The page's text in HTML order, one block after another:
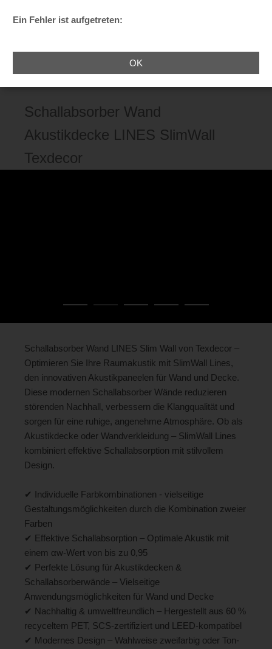
Schallabsorber Wand
Akustikdecke LINES SlimWall
Texdecor
Schallabsorber Wand LINES Slim Wall von Texdecor –
Optimieren Sie Ihre Raumakustik mit SlimWall Lines,
den innovativen Akustikpaneelen für Wand und Decke.
Diese modernen Schallabsorber Wände reduzieren
störenden Nachhall, verbessern die Klangqualität und
sorgen für eine ruhige, angenehme Atmosphäre. Ob als
Akustikdecke oder Wandverkleidung – SlimWall Lines
kombiniert effektive Schallabsorption mit stilvollem
Design.
✔ Individuelle Farbkombinationen - vielseitige
Gestaltungsmöglichkeiten durch die Kombination zweier
Farben
✔ Effektive Schallabsorption – Optimale Akustik mit
einem αw-Wert von bis zu 0,95
✔ Perfekte Lösung für Akustikdecken &
Schallabsorberwände – Vielseitige
Anwendungsmöglichkeiten für Wand und Decke
✔ Nachhaltig & umweltfreundlich – Hergestellt aus 60 %
recyceltem PET, SCS-zertifiziert und LEED-kompatibel
✔ Modernes Design – Wahlweise zweifarbig oder Ton-
Ein Fehler ist aufgetreten:
OK